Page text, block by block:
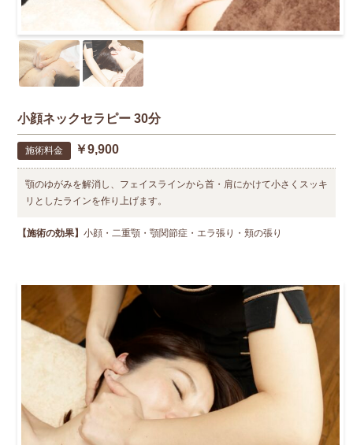
小顔ネックセラピー 30分
施術料金 ￥9,900
顎のゆがみを解消し、フェイスラインから首・肩にかけて小さくスッキ
リとしたラインを作り上げます。
【施術の効果】 小顔・二重顎・顎関節症・エラ張り・頬の張り